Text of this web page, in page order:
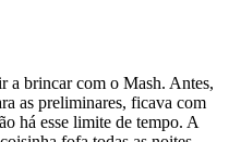
a brincar com o Mash. Antes,
as preliminares, ficava com
há esse limite de tempo. A